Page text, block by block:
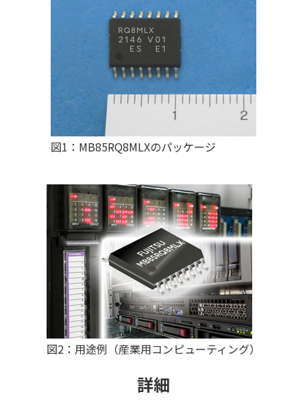
図1：MB85RQ8MLXのパッケージ
図2：用途例（産業用コンピューティング）
詳細